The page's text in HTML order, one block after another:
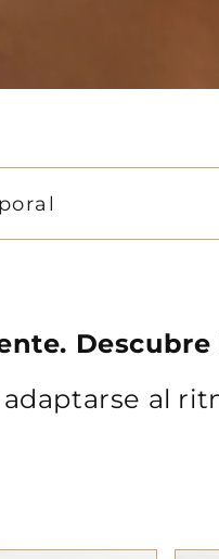
Descubre
al